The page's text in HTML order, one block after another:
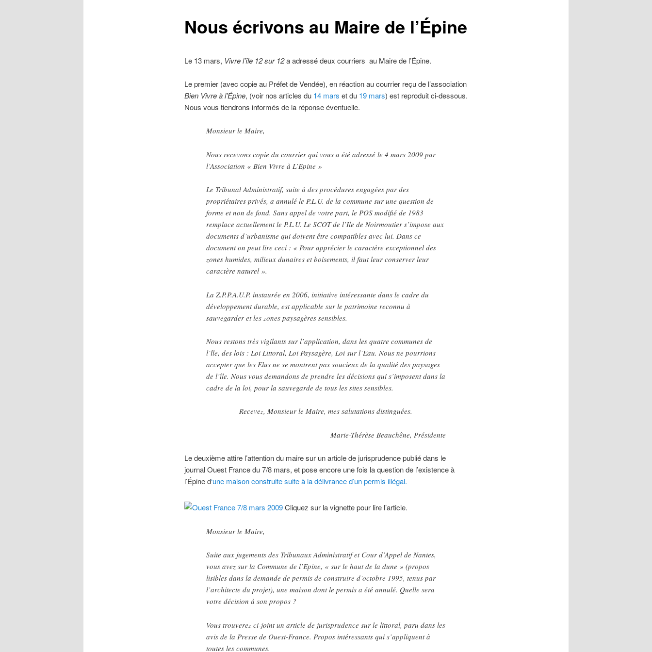
Nous écrivons au Maire de l’Épine
Le 13 mars, Vivre l’île 12 sur 12a adressé deux courriers au Maire de l’Épine.
Le premier (avec copie au Préfet de Vendée), en réaction au courrier reçu de l’association
Bien Vivre à l’Épine, (voir nos articles du 14 mars et du 19 mars) est reproduit ci-dessous.
Nous vous tiendrons informés de la réponse éventuelle.
Monsieur le Maire,
Nous recevons copie du courrier qui vous a été adressé le 4 mars 2009 par
l’Association « Bien Vivre à L’Epine »
Le Tribunal Administratif, suite à des procédures engagées par des
propriétaires privés, a annulé le P.L.U. de la commune sur une question de
forme et non de fond. Sans appel de votre part, le POS modifié de 1983
remplace actuellement le P.L.U. Le SCOT de l’Ile de Noirmoutier s’impose aux
documents d’urbanisme qui doivent être compatibles avec lui. Dans ce
document on peut lire ceci : « Pour apprécier le caractère exceptionnel des
zones humides, milieux dunaires et boisements, il faut leur conserver leur
caractère naturel ».
La Z.P.P.A.U.P. instaurée en 2006, initiative intéressante dans le cadre du
développement durable, est applicable sur le patrimoine reconnu à
sauvegarder et les zones paysagères sensibles.
Nous restons très vigilants sur l’application, dans les quatre communes de
l’île, des lois : Loi Littoral, Loi Paysagère, Loi sur l’Eau. Nous ne pourrions
accepter que les Elus ne se montrent pas soucieux de la qualité des paysages
de l’île. Nous vous demandons de prendre les décisions qui s’imposent dans la
cadre de la loi, pour la sauvegarde de tous les sites sensibles.
Recevez, Monsieur le Maire, mes salutations distinguées.
Marie-Thérèse Beauchêne, Présidente
Le deuxième attire l’attention du maire sur un article de jurisprudence publié dans le
journal Ouest France du 7/8 mars, et pose encore une fois la question de l’existence à
l’Épine d‘une maison construite suite à la délivrance d’un permis illégal.
Cliquez sur la vignette pour lire l’article.
Monsieur le Maire,
Suite aux jugements des Tribunaux Administratif et Cour d’Appel de Nantes,
vous avez sur la Commune de l’Epine, « sur le haut de la dune » (propos
lisibles dans la demande de permis de construire d’octobre 1995, tenus par
l’architecte du projet), une maison dont le permis a été annulé. Quelle sera
votre décision à son propos ?
Vous trouverez ci-joint un article de jurisprudence sur le littoral, paru dans les
avis de la Presse de Ouest-France. Propos intéressants qui s’appliquent à
toutes les communes.